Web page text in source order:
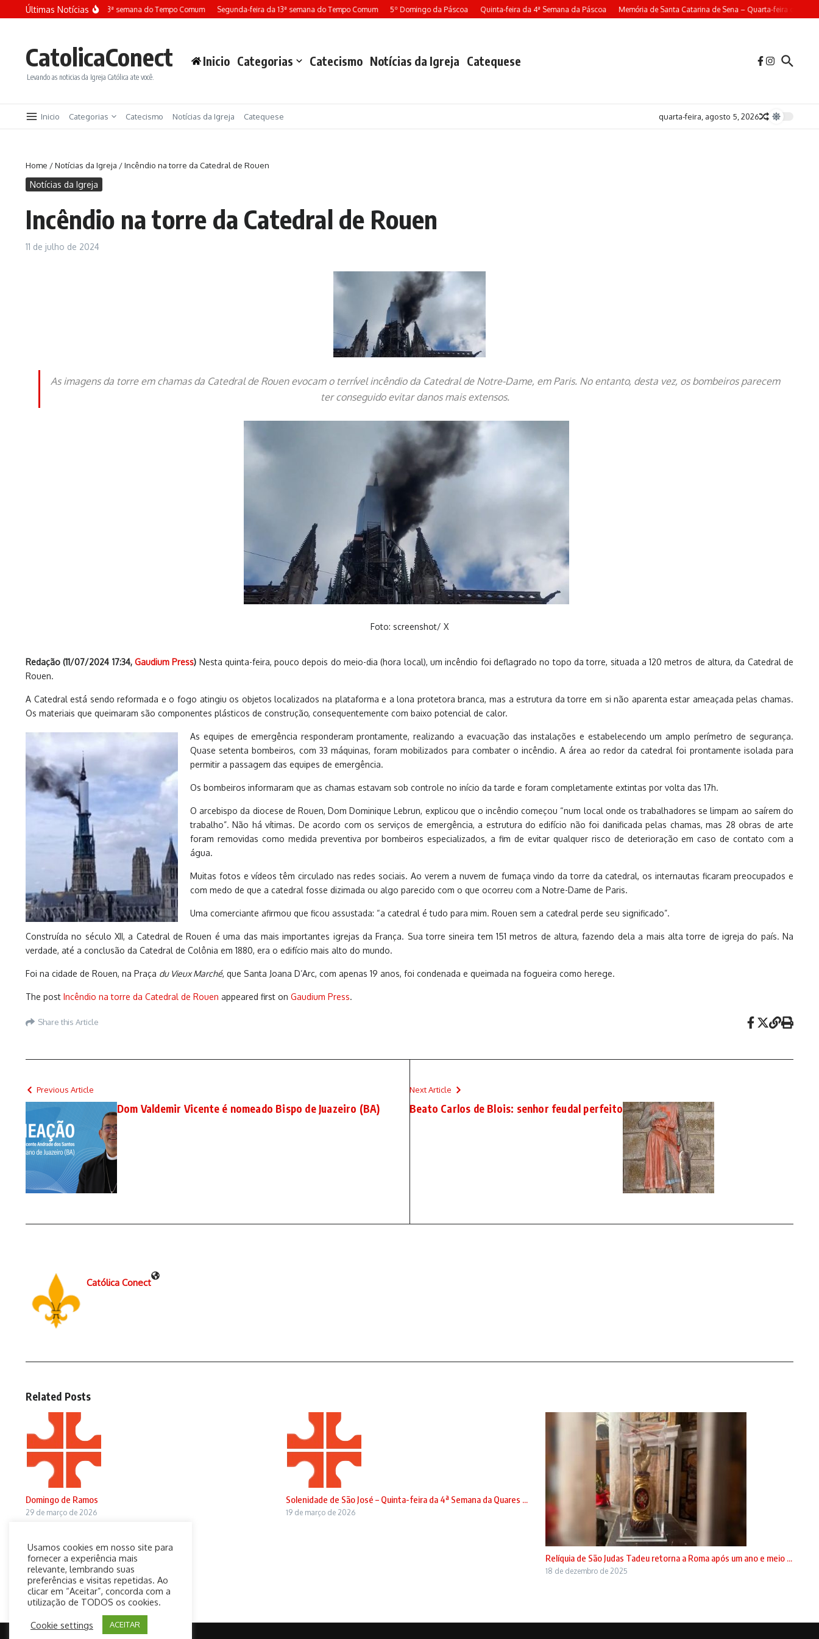
Ir para o conteúdo
Últimas Notícias
Terça-feira da 13ª semana do Tempo Comum Segunda-feira da 13ª semana do Tempo Comum 5º Domingo da Páscoa Quinta-feira da 4ª Semana da Páscoa Memória de Santa Catarina de Sena – Quarta-feira da 4ª
CatolicaConect
Levando as noticias da Igreja Católica ate você.
Inicio Categorias Catecismo Notícias da Igreja Catequese
Inicio Categorias Catecismo Notícias da Igreja Catequese quarta-feira, agosto 5, 2026
Home /Notícias da Igreja /Incêndio na torre da Catedral de Rouen
Notícias da Igreja
Incêndio na torre da Catedral de Rouen
11 de julho de 2024
As imagens da torre em chamas da Catedral de Rouen evocam o terrível incêndio da Catedral de Notre-Dame, em Paris. No entanto, desta vez, os bombeiros parecem
ter conseguido evitar danos mais extensos.
Foto: screenshot/ X
Redação (11/07/2024 17:34, Gaudium Press) Nesta quinta-feira, pouco depois do meio-dia (hora local), um incêndio foi deflagrado no topo da torre, situada a 120 metros de altura, da Catedral de
Rouen.
A Catedral está sendo reformada e o fogo atingiu os objetos localizados na plataforma e a lona protetora branca, mas a estrutura da torre em si não aparenta estar ameaçada pelas chamas.
Os materiais que queimaram são componentes plásticos de construção, consequentemente com baixo potencial de calor.
As equipes de emergência responderam prontamente, realizando a evacuação das instalações e estabelecendo um amplo perímetro de segurança.
Quase setenta bombeiros, com 33 máquinas, foram mobilizados para combater o incêndio. A área ao redor da catedral foi prontamente isolada para
permitir a passagem das equipes de emergência.
Os bombeiros informaram que as chamas estavam sob controle no início da tarde e foram completamente extintas por volta das 17h.
O arcebispo da diocese de Rouen, Dom Dominique Lebrun, explicou que o incêndio começou “num local onde os trabalhadores se limpam ao saírem do
trabalho”. Não há vítimas. De acordo com os serviços de emergência, a estrutura do edifício não foi danificada pelas chamas, mas 28 obras de arte
foram removidas como medida preventiva por bombeiros especializados, a fim de evitar qualquer risco de deterioração em caso de contato com a
água.
Muitas fotos e vídeos têm circulado nas redes sociais. Ao verem a nuvem de fumaça vindo da torre da catedral, os internautas ficaram preocupados e
com medo de que a catedral fosse dizimada ou algo parecido com o que ocorreu com a Notre-Dame de Paris.
Uma comerciante afirmou que ficou assustada: “a catedral é tudo para mim. Rouen sem a catedral perde seu significado”.
Construída no século XII, a Catedral de Rouen é uma das mais importantes igrejas da França. Sua torre sineira tem 151 metros de altura, fazendo dela a mais alta torre de igreja do país. Na
verdade, até a conclusão da Catedral de Colônia em 1880, era o edifício mais alto do mundo.
Foi na cidade de Rouen, na Praça du Vieux Marché, que Santa Joana D’Arc, com apenas 19 anos, foi condenada e queimada na fogueira como herege.
The post Incêndio na torre da Catedral de Rouen appeared first on Gaudium Press.
Share this Article
Previous Article
Dom Valdemir Vicente é nomeado Bispo de Juazeiro (BA)
Next Article
Beato Carlos de Blois: senhor feudal perfeito
Católica Conect
Related Posts
Domingo de Ramos
29 de março de 2026
Solenidade de São José – Quinta-feira da 4ª Semana da Quares ...
19 de março de 2026
Relíquia de São Judas Tadeu retorna a Roma após um ano e meio ...
18 de dezembro de 2025
Usamos cookies em nosso site para
fornecer a experiência mais
relevante, lembrando suas
preferências e visitas repetidas. Ao
clicar em “Aceitar”, concorda com a
utilização de TODOS os cookies.
Cookie settings ACEITAR